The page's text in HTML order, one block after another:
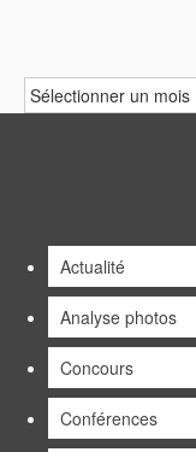
ARCHIVES
Actualité
Analyse photos
Concours
Conférences